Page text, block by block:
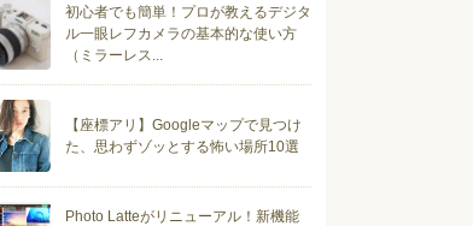
初心者でも簡単！プロが教えるデジタ
ル一眼レフカメラの基本的な使い方
（ミラーレス...
【座標アリ】Googleマップで見つけ
た、思わずゾッとする怖い場所10選
Photo Latteがリニューアル！新機能